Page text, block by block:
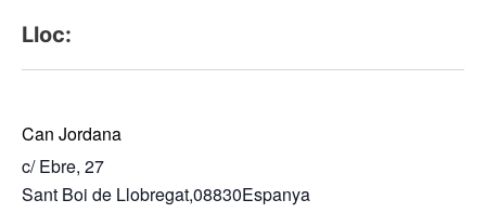
Lloc:
Can Jordana
c/ Ebre, 27
Sant Boi de Llobregat,08830Espanya